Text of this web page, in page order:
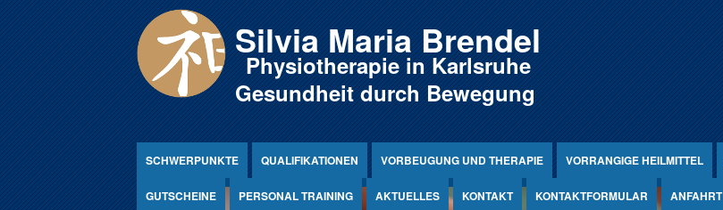
Silvia Maria Brendel
Physiotherapie in Karlsruhe
Gesundheit durch Bewegung
SCHWERPUNKTE QUALIFIKATIONEN VORBEUGUNG UND THERAPIE VORRANGIGE HEILMITTEL
GUTSCHEINE PERSONAL TRAINING AKTUELLES KONTAKT KONTAKTFORMULAR ANFAHRT